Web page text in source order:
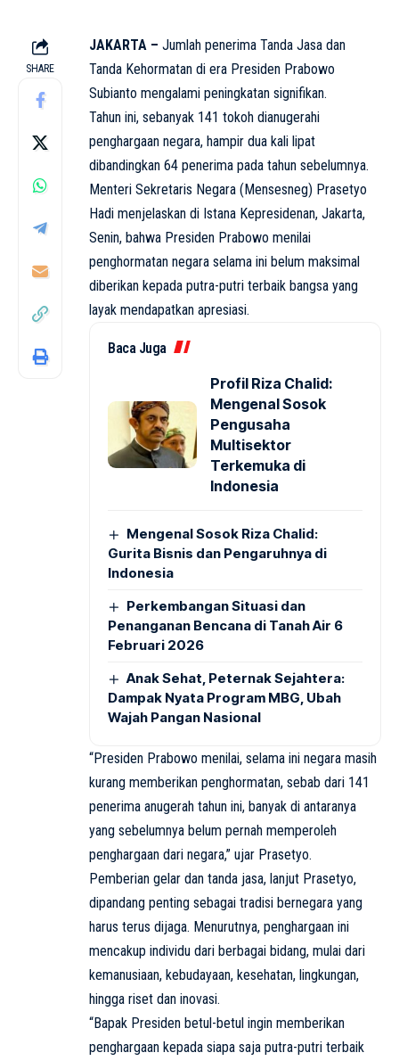
SHARE
JAKARTA – Jumlah penerima Tanda Jasa dan
Tanda Kehormatan di era Presiden Prabowo
Subianto mengalami peningkatan signifikan.
Tahun ini, sebanyak 141 tokoh dianugerahi
penghargaan negara, hampir dua kali lipat
dibandingkan 64 penerima pada tahun sebelumnya.
Menteri Sekretaris Negara (Mensesneg) Prasetyo
Hadi menjelaskan di Istana Kepresidenan, Jakarta,
Senin, bahwa Presiden Prabowo menilai
penghormatan negara selama ini belum maksimal
diberikan kepada putra-putri terbaik bangsa yang
layak mendapatkan apresiasi.
Baca Juga
Profil Riza Chalid:
Mengenal Sosok
Pengusaha
Multisektor
Terkemuka di
Indonesia
Mengenal Sosok Riza Chalid:
Gurita Bisnis dan Pengaruhnya di
Indonesia
Perkembangan Situasi dan
Penanganan Bencana di Tanah Air 6
Februari 2026
Anak Sehat, Peternak Sejahtera:
Dampak Nyata Program MBG, Ubah
Wajah Pangan Nasional
“Presiden Prabowo menilai, selama ini negara masih
kurang memberikan penghormatan, sebab dari 141
penerima anugerah tahun ini, banyak di antaranya
yang sebelumnya belum pernah memperoleh
penghargaan dari negara,” ujar Prasetyo.
Pemberian gelar dan tanda jasa, lanjut Prasetyo,
dipandang penting sebagai tradisi bernegara yang
harus terus dijaga. Menurutnya, penghargaan ini
mencakup individu dari berbagai bidang, mulai dari
kemanusiaan, kebudayaan, kesehatan, lingkungan,
hingga riset dan inovasi.
“Bapak Presiden betul-betul ingin memberikan
penghargaan kepada siapa saja putra-putri terbaik